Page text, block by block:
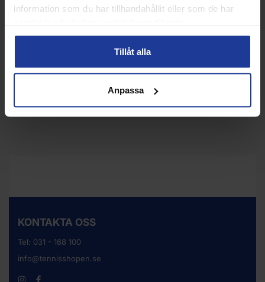
information som du har tillhandahållit eller som de har
Tillåt alla
Anpassa
9 rör
Racquet Bag Cobolt Blue x12
KONTAKTA OSS
Tel: 031 - 168 100
info@tennisshopen.se